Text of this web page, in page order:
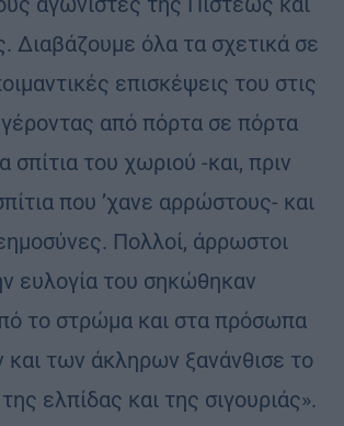
Διαβάζουμε όλα τα σχετικά σε
επισκέψεις του στις
από πόρτα σε πόρτα
σπίτια του χωριού -και, πριν
που ’χανε αρρώστους- και
Πολλοί, άρρωστοι
ευλογία του σηκώθηκαν
το στρώμα και στα πρόσωπα
των άκληρων ξανάνθισε το
ελπίδας και της σιγουριάς».